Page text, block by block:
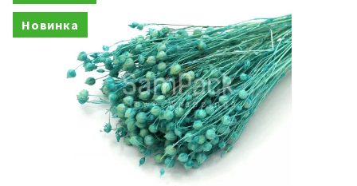
Новинка